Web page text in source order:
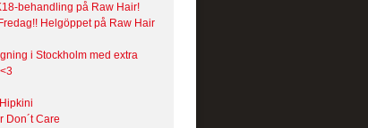
behandling på Raw Hair!
Helgöppet på Raw Hair
i Stockholm med extra
Don´t Care